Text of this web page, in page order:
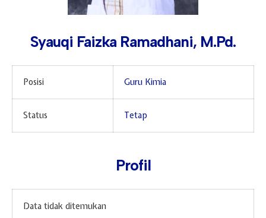
Hari Guru 24 November
Syauqi Faizka Ramadhani, M.Pd.
Posisi Guru Kimia
Status Tetap
Profil
Data tidak ditemukan